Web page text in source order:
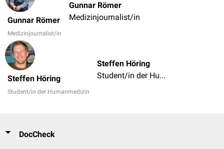
Gunnar Römer
Medizinjournalist/in
Gunnar Römer
Medizinjournalist/in
Steffen Höring
Student/in der Humanmedizin
Steffen Höring
Student/in der Humanmedizin
DocCheck